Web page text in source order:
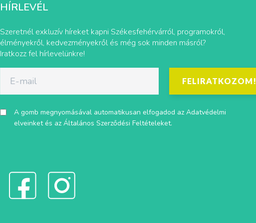
HÍRLEVÉL
Szeretnél exkluzív híreket kapni Székesfehérvárról, programokról,
élményekről, kedvezményekről és még sok minden másról?
Iratkozz fel hírlevelünkre!
FELIRATKOZOM!
A gomb megnyomásával automatikusan elfogadod az Adatvédelmi
elveinketés az Általános Szerződési Feltételeket.